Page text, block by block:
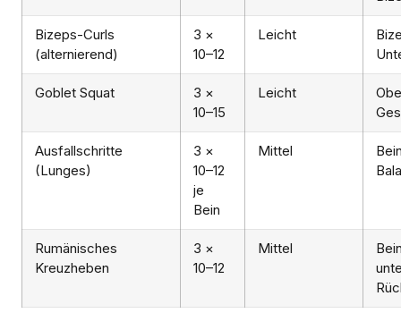
Bizeps-Curls
(alternierend)
3 ×
10–12
Leicht
Goblet Squat
3 ×
10–15
Leicht
Ausfallschritte
(Lunges)
3 ×
10–12
je
Bein
Mittel
Rumänisches
Kreuzheben
3 ×
10–12
Mittel